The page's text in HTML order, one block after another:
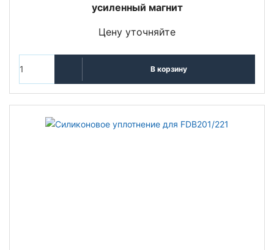
усиленный магнит
Цену уточняйте
В корзину